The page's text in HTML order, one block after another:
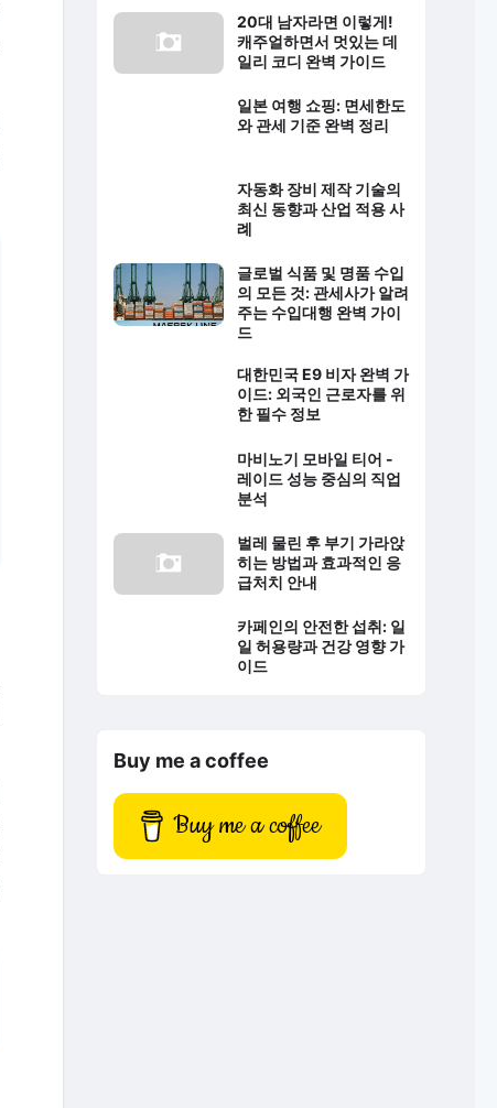
20대 남자라면 이렇게!
캐주얼하면서 멋있는 데
일리 코디 완벽 가이드
일본 여행 쇼핑: 면세한도
와 관세 기준 완벽 정리
자동화 장비 제작 기술의
최신 동향과 산업 적용 사
례
글로벌 식품 및 명품 수입
의 모든 것: 관세사가 알려
주는 수입대행 완벽 가이
드
대한민국 E9 비자 완벽 가
이드: 외국인 근로자를 위
한 필수 정보
마비노기 모바일 티어 -
레이드 성능 중심의 직업
분석
벌레 물린 후 부기 가라앉
히는 방법과 효과적인 응
급처치 안내
카페인의 안전한 섭취: 일
일 허용량과 건강 영향 가
이드
Buy me a coffee
Buy me a coffee